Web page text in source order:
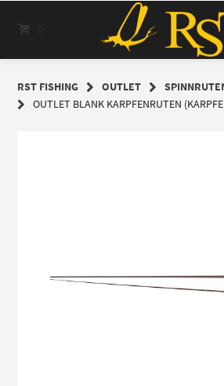
RST FISHING OUTLET
OUTLET BLANK KARPFENRUTEN